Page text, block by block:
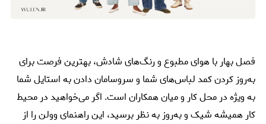
فصل بهار با هوای مطبوع و رنگ‌های شادش، بهترین فرصت برای
به‌روز کردن کمد لباس‌های شما و سروسامان دادن به استایل شما
به ویژه در محل کار و میان همکاران است. اگر می‌خواهید در محیط
کار همیشه شیک و به‌روز به نظر برسید، این راهنمای وولن را از